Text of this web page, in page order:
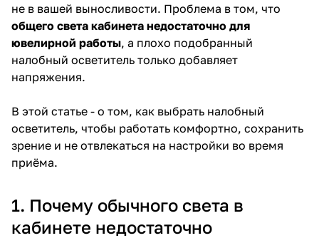
не в вашей выносливости. Проблема в том, что
общего света кабинета недостаточно для
ювелирной работы, а плохо подобранный
налобный осветитель только добавляет
напряжения.
В этой статье - о том, как выбрать налобный
осветитель, чтобы работать комфортно, сохранить
зрение и не отвлекаться на настройки во время
приёма.
1. Почему обычного света в
кабинете недостаточно